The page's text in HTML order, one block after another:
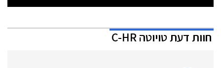
חוות דעתטויוטהC-HR